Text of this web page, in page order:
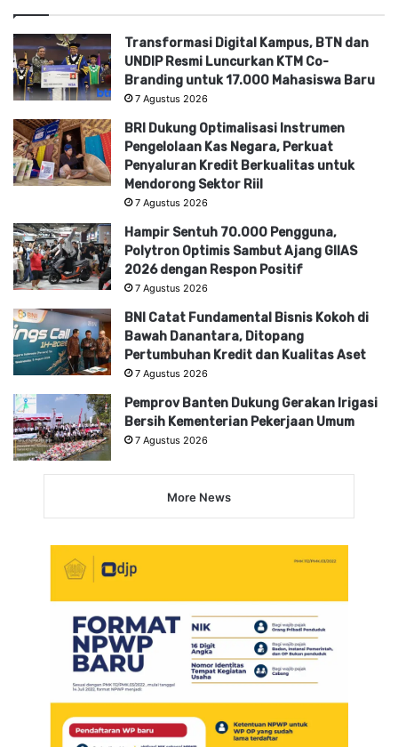
Transformasi Digital Kampus, BTN dan
UNDIP Resmi Luncurkan KTM Co-
Branding untuk 17.000 Mahasiswa Baru
7 Agustus 2026
BRI Dukung Optimalisasi Instrumen
Pengelolaan Kas Negara, Perkuat
Penyaluran Kredit Berkualitas untuk
Mendorong Sektor Riil
7 Agustus 2026
Hampir Sentuh 70.000 Pengguna,
Polytron Optimis Sambut Ajang GIIAS
2026 dengan Respon Positif
7 Agustus 2026
BNI Catat Fundamental Bisnis Kokoh di
Bawah Danantara, Ditopang
Pertumbuhan Kredit dan Kualitas Aset
7 Agustus 2026
Pemprov Banten Dukung Gerakan Irigasi
Bersih Kementerian Pekerjaan Umum
7 Agustus 2026
More News